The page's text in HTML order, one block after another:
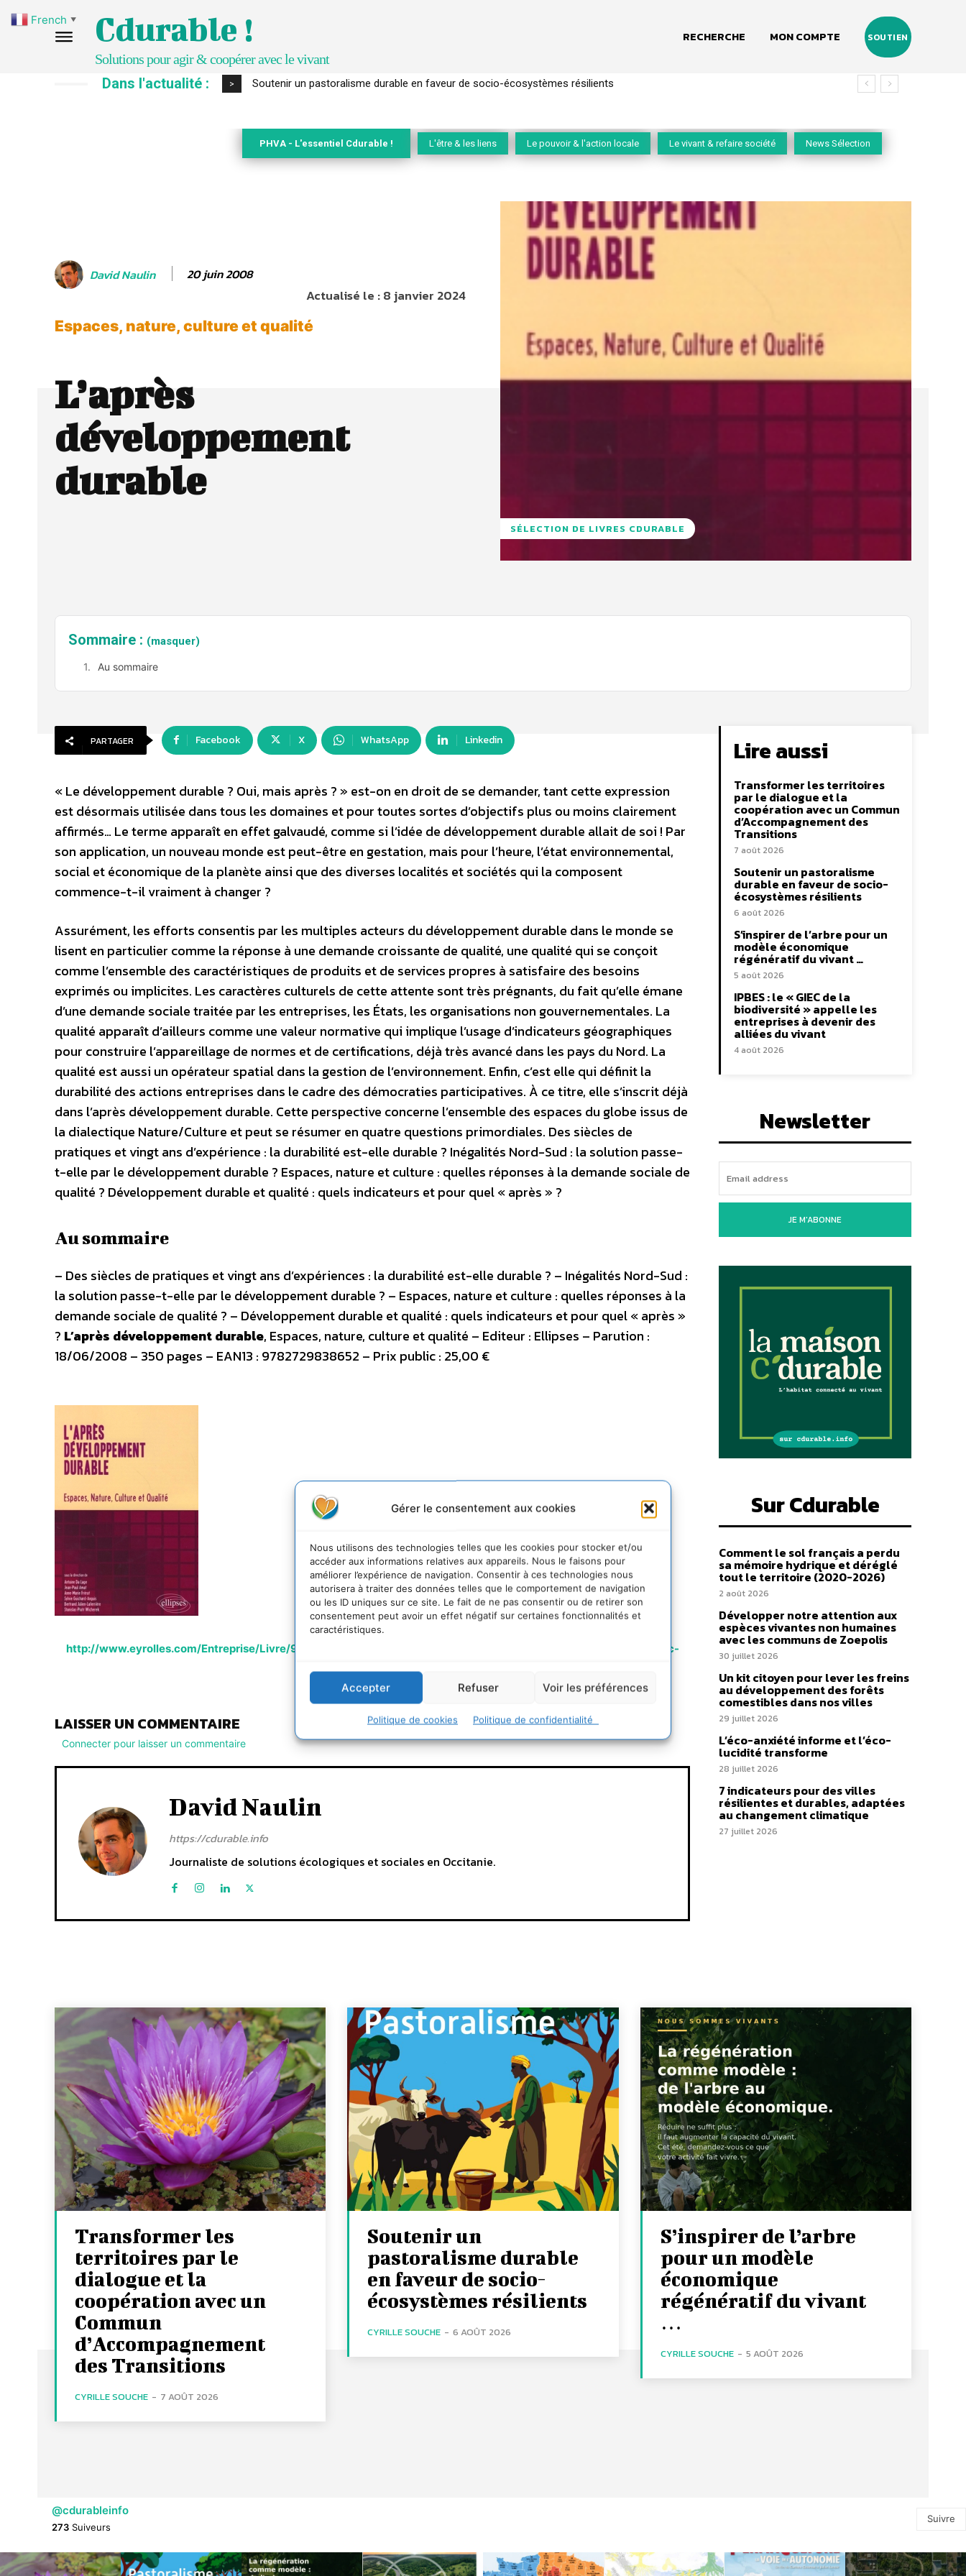
Gérer le consentement aux cookies
Nous utilisons des technologies telles que les cookies pour stocker et/ou
accéder aux informations relatives aux appareils. Nous le faisons pour
améliorer l’expérience de navigation. Consentir à ces technologies nous
autorisera à traiter des données telles que le comportement de navigation
ou les ID uniques sur ce site. Le fait de ne pas consentir ou de retirer son
consentement peut avoir un effet négatif sur certaines fonctionnalités et
caractéristiques.
Accepter Refuser Voir les préférences
Politique de cookies Politique de confidentialité
Cdurable !
Solutions pour agir & coopérer avec le vivant
RECHERCHE MON COMPTE SOUTIEN
Dans l'actualité : > S’inspirer de l’arbre pour un modèle économique régénératif du vivant …
PHVA - L'essentiel Cdurable ! L'être & les liens Le pouvoir & l'action locale Le vivant & refaire société News Sélection
David Naulin 20 juin 2008
Actualisé le :8 janvier 2024
Espaces, nature, culture et qualité
L’après
développement
durable
SÉLECTION DE LIVRES CDURABLE
Sommaire : (masquer)
Au sommaire
PARTAGER Facebook X WhatsApp Linkedin
« Le développement durable ? Oui, mais après ? » est-on en droit de se demander, tant cette expression
est désormais utilisée dans tous les domaines et pour toutes sortes d’objectifs plus ou moins clairement
affirmés… Le terme apparaît en effet galvaudé, comme si l’idée de développement durable allait de soi ! Par
son application, un nouveau monde est peut-être en gestation, mais pour l’heure, l’état environnemental,
social et économique de la planète ainsi que des diverses localités et sociétés qui la composent
commence-t-il vraiment à changer ?
Assurément, les efforts consentis par les multiples acteurs du développement durable dans le monde se
lisent en particulier comme la réponse à une demande croissante de qualité, une qualité qui se conçoit
comme l’ensemble des caractéristiques de produits et de services propres à satisfaire des besoins
exprimés ou implicites. Les caractères culturels de cette attente sont très prégnants, du fait qu’elle émane
d’une demande sociale traitée par les entreprises, les États, les organisations non gouvernementales. La
qualité apparaît d’ailleurs comme une valeur normative qui implique l’usage d’indicateurs géographiques
pour construire l’appareillage de normes et de certifications, déjà très avancé dans les pays du Nord. La
qualité est aussi un opérateur spatial dans la gestion de l’environnement. Enfin, c’est elle qui définit la
durabilité des actions entreprises dans le cadre des démocraties participatives. À ce titre, elle s’inscrit déjà
dans l’après développement durable. Cette perspective concerne l’ensemble des espaces du globe issus de
la dialectique Nature/Culture et peut se résumer en quatre questions primordiales. Des siècles de
pratiques et vingt ans d’expérience : la durabilité est-elle durable ? Inégalités Nord-Sud : la solution passe-
t-elle par le développement durable ? Espaces, nature et culture : quelles réponses à la demande sociale de
qualité ? Développement durable et qualité : quels indicateurs et pour quel « après » ?
Au sommaire
– Des siècles de pratiques et vingt ans d’expériences : la durabilité est-elle durable ? – Inégalités Nord-Sud :
la solution passe-t-elle par le développement durable ? – Espaces, nature et culture : quelles réponses à la
demande sociale de qualité ? – Développement durable et qualité : quels indicateurs et pour quel « après »
? L’après développement durable, Espaces, nature, culture et qualité – Editeur : Ellipses – Parution :
18/06/2008 – 350 pages – EAN13 : 9782729838652 – Prix public : 25,00 €
http://www.eyrolles.com/Entreprise/Livre/9782729838652/livre-l-apres-developpement-durable.php?societe=mc-
LAISSER UN COMMENTAIRE
Connecter pour laisser un commentaire
David Naulin
https://cdurable.info
Journaliste de solutions écologiques et sociales en Occitanie.
Lire aussi
Transformer les territoires
par le dialogue et la
coopération avec un Commun
d’Accompagnement des
Transitions
7 août 2026
Soutenir un pastoralisme
durable en faveur de socio-
écosystèmes résilients
6 août 2026
S’inspirer de l’arbre pour un
modèle économique
régénératif du vivant …
5 août 2026
IPBES : le « GIEC de la
biodiversité » appelle les
entreprises à devenir des
alliées du vivant
4 août 2026
Newsletter
JE M'ABONNE
Sur Cdurable
Comment le sol français a perdu
sa mémoire hydrique et déréglé
tout le territoire (2020-2026)
2 août 2026
Développer notre attention aux
espèces vivantes non humaines
avec les communs de Zoepolis
30 juillet 2026
Un kit citoyen pour lever les freins
au développement des forêts
comestibles dans nos villes
29 juillet 2026
L’éco-anxiété informe et l’éco-
lucidité transforme
28 juillet 2026
7 indicateurs pour des villes
résilientes et durables, adaptées
au changement climatique
27 juillet 2026
Transformer les
territoires par le
dialogue et la
coopération avec un
Commun
d’Accompagnement
des Transitions
CYRILLE SOUCHE - 7 AOÛT 2026
Soutenir un
pastoralisme durable
en faveur de socio-
écosystèmes résilients
CYRILLE SOUCHE - 6 AOÛT 2026
S’inspirer de l’arbre
pour un modèle
économique
régénératif du vivant
…
CYRILLE SOUCHE - 5 AOÛT 2026
@cdurableinfo
273 Suiveurs
Suivre
French ▼